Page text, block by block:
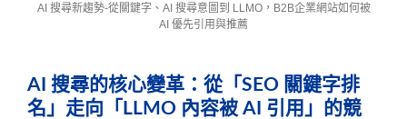
AI 搜尋新趨勢-從關鍵字、AI 搜尋意圖到 LLMO，B2B企業網站如何被
AI 優先引用與推薦
AI 搜尋的核心變革：從「SEO 關鍵字排
名」走向「LLMO 內容被 AI 引用」的競